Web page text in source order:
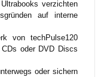
verzichten
auf interne
von techPulse120
oder DVD Discs
oder sichern